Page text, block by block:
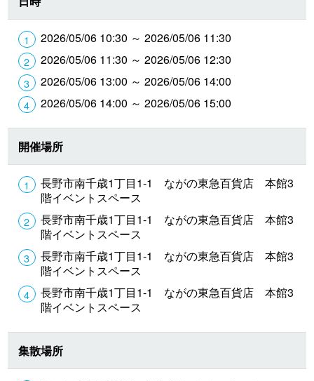
2026/05/06 10:30 ～ 2026/05/06 11:30
2026/05/06 11:30 ～ 2026/05/06 12:30
2026/05/06 13:00 ～ 2026/05/06 14:00
2026/05/06 14:00 ～ 2026/05/06 15:00
開催場所
長野市南千歳1丁目1-1 ながの東急百貨店 本館3
階イベントスペース
長野市南千歳1丁目1-1 ながの東急百貨店 本館3
階イベントスペース
長野市南千歳1丁目1-1 ながの東急百貨店 本館3
階イベントスペース
長野市南千歳1丁目1-1 ながの東急百貨店 本館3
階イベントスペース
集散場所